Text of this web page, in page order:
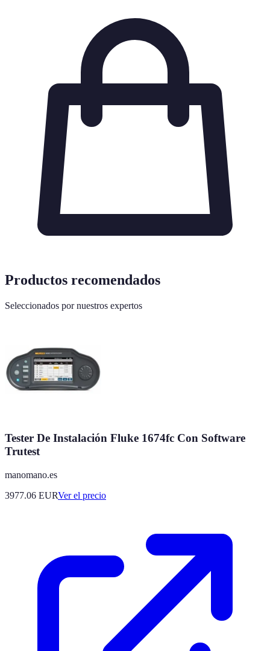
Productos recomendados
Seleccionados por nuestros expertos
Tester De Instalación Fluke 1674fc Con Software
Trutest
manomano.es
3977.06 EURVer el precio